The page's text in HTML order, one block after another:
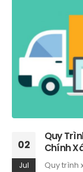
02
Jul
Quy
Chính
Quy trình